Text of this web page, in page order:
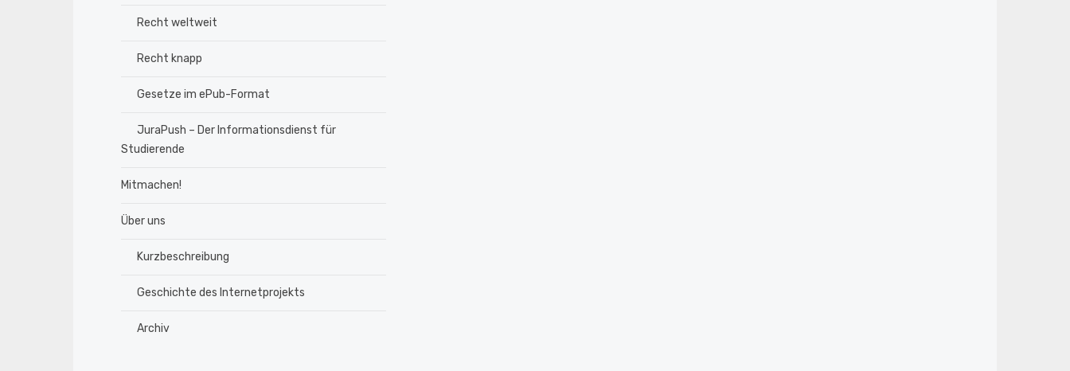
Recht weltweit
Recht knapp
Gesetze im ePub-Format
JuraPush – Der Informationsdienst für
Studierende
Mitmachen!
Über uns
Kurzbeschreibung
Geschichte des Internetprojekts
Archiv